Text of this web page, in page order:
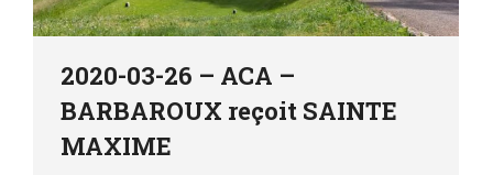
2020-03-26 – ACA –
BARBAROUX reçoit SAINTE
MAXIME